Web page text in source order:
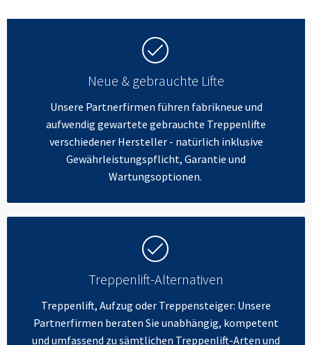
Neue & gebrauchte Lifte
Unsere Partnerfirmen führen fabrikneue und
aufwendig gewartete gebrauchte Treppenlifte
verschiedener Hersteller - natürlich inklusive
Gewährleistungspflicht, Garantie und
Wartungsoptionen.
Treppenlift-Alternativen
Treppenlift, Aufzug oder Treppensteiger: Unsere
Partnerfirmen beraten Sie unabhängig, kompetent
und umfassend zu sämtlichen Treppenlift-Arten und